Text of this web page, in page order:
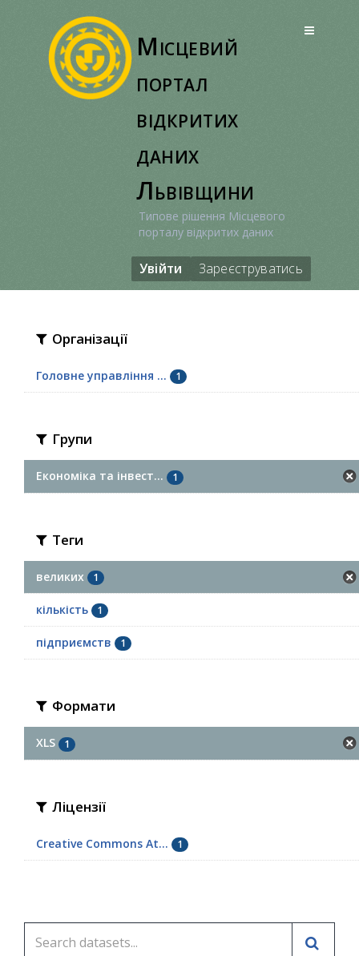
Місцевий
портал
відкритих
даних
Львівщини
Типове рішення Місцевого
порталу відкритих даних
Увійти Зареєструватись
Організації
Головне управління ... 1
Групи
Економіка та інвест... 1
Теги
великих 1
кількість 1
підприємств 1
Формати
XLS 1
Ліцензії
Creative Commons At... 1